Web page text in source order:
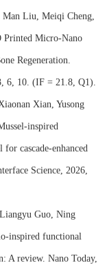
Man Liu, Meiqi Cheng,
Printed Micro-Nano
Regeneration.
6, 10. (IF = 21.8, Q1).
Xian, Yusong
inspired
cascade-enhanced
Science, 2026,
Guo, Ning
inspired functional
A review. Nano Today,